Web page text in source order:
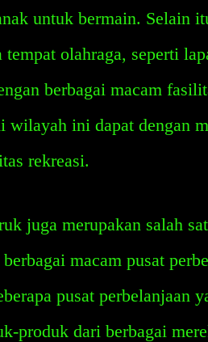
untuk bermain. Selain
tempat olahraga, seperti
berbagai macam
wilayah ini dapat dengan
rekreasi.
juga merupakan salah
macam pusat
pusat perbelanjaan
produk dari berbagai